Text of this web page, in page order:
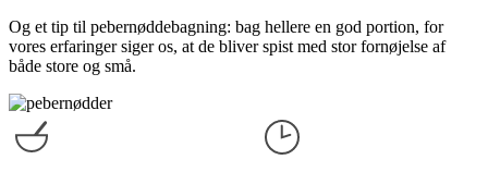
Og et tip til pebernøddebagning: bag hellere en god portion, for
vores erfaringer siger os, at de bliver spist med stor fornøjelse af
både store og små.